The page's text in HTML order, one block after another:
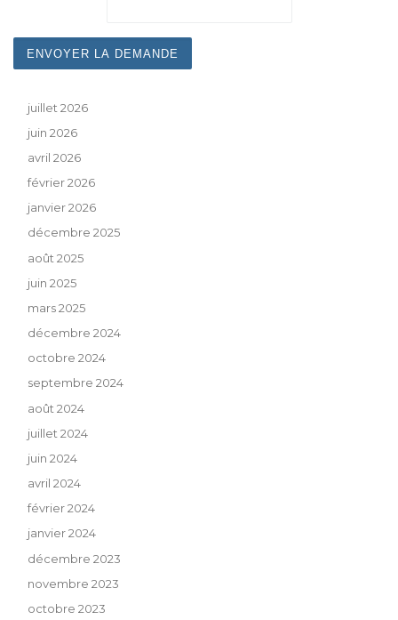
juillet 2026
juin 2026
avril 2026
février 2026
janvier 2026
décembre 2025
août 2025
juin 2025
mars 2025
décembre 2024
octobre 2024
septembre 2024
août 2024
juillet 2024
juin 2024
avril 2024
février 2024
janvier 2024
décembre 2023
novembre 2023
octobre 2023